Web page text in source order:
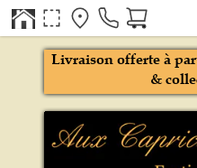
Livraison offerte à
&